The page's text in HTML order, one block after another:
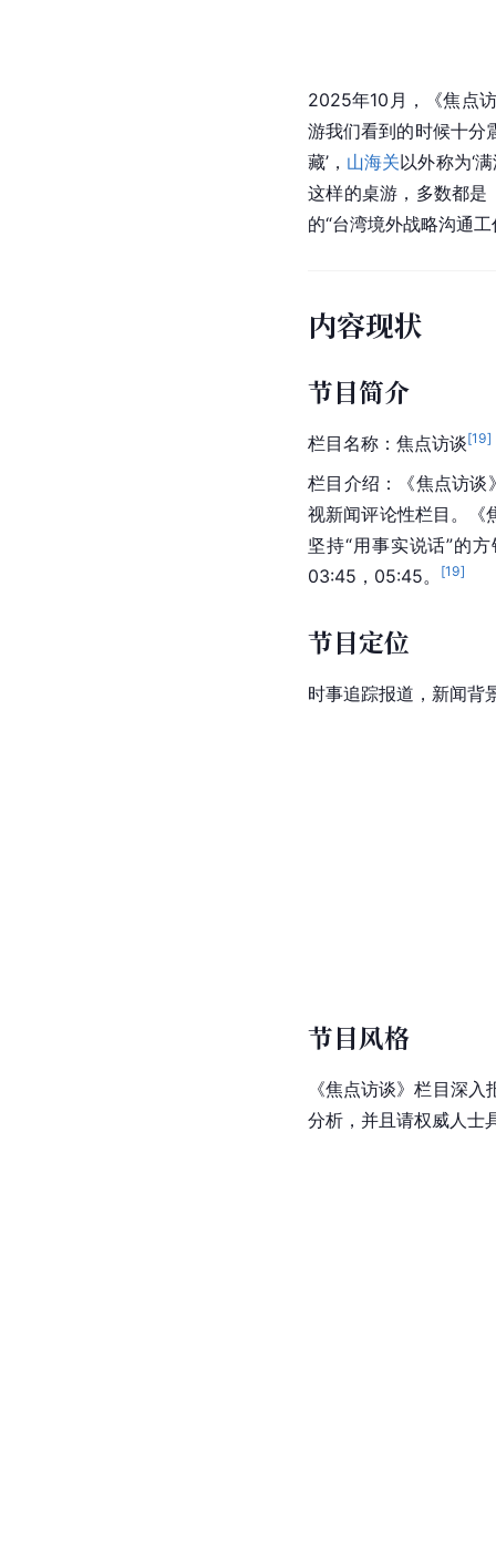
2025年10月，《焦点
游我们看到的时候十分
藏’， 山海关以外称为‘
这样的桌游，多数都是
的“台湾境外战略沟通
内容现状
节目简介
栏目名称：焦点访谈[19]
栏目介绍：《焦点访谈
视新闻评论性栏目。《
坚持“用事实说话”的
03:45，05:45。
[19]
节目定位
时事追踪报道，新闻背
节目风格
《焦点访谈》栏目深
分析，并且请权威人士